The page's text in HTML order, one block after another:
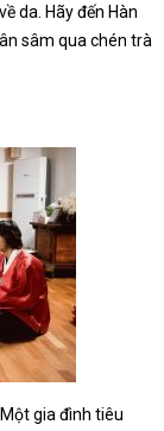
da. Hãy đến Hàn
sâm qua chén trà
gia đình tiêu